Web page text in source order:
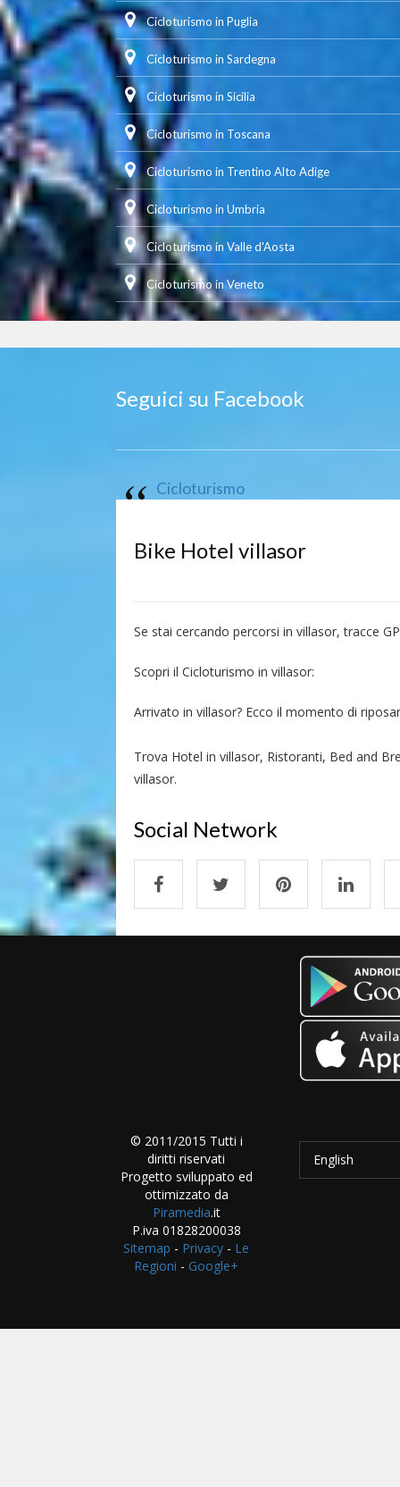
Cicloturismo in Puglia
Cicloturismo in Sardegna
Cicloturismo in Sicilia
Cicloturismo in Toscana
Cicloturismo in Trentino Alto Adige
Cicloturismo in Umbria
Cicloturismo in Valle d'Aosta
Cicloturismo in Veneto
Seguici su Facebook
Cicloturismo
Bike Hotel villasor
Se stai cercando percorsi in villasor, tracce
Scopri il Cicloturismo in villasor:
Arrivato in villasor? Ecco il momento di
Trova Hotel in villasor, Ristoranti, Bed and
villasor.
Social Network
© 2011/2015 Tutti i
diritti riservati
Progetto sviluppato ed
ottimizzato da
Piramedia.it
P.iva 01828200038
Sitemap - Privacy - Le
Regioni - Google+
English